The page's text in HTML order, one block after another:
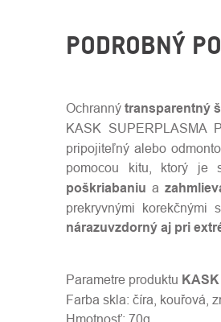
PODROBNÝ
Ochranný transparentný
KASK SUPERPLASMA
pripojiteľný alebo
pomocou kitu, ktorý je
poškriabaniu a
prekryvnými
nárazuvzdorný aj pri
Parametre produktu
Farba skla: číra, kouřová,
Hmotnosť: 70g